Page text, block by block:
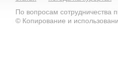
По вопросам сотрудничества
© Копирование и